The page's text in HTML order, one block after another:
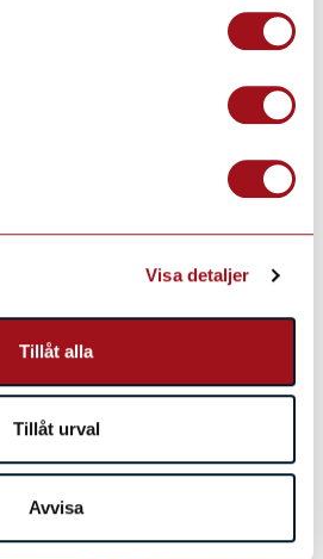
Visa detaljer
Tillåt alla
Tillåt urval
Avvisa